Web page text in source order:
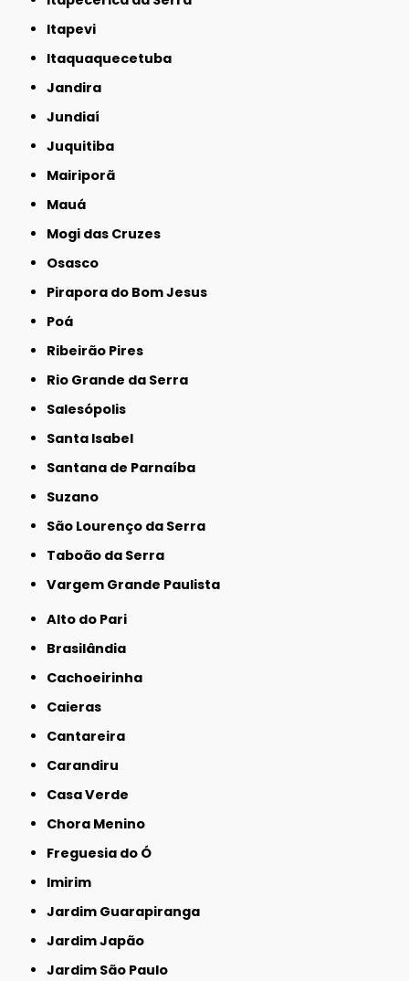
Itapevi
Itaquaquecetuba
Jandira
Jundiaí
Juquitiba
Mairiporã
Mauá
Mogi das Cruzes
Osasco
Pirapora do Bom Jesus
Poá
Ribeirão Pires
Rio Grande da Serra
Salesópolis
Santa Isabel
Santana de Parnaíba
Suzano
São Lourenço da Serra
Taboão da Serra
Vargem Grande Paulista
Alto do Pari
Brasilândia
Cachoeirinha
Caieras
Cantareira
Carandiru
Casa Verde
Chora Menino
Freguesia do Ó
Imirim
Jardim Guarapiranga
Jardim Japão
Jardim São Paulo